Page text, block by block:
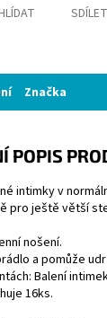
SDÍLET
Značka
POPIS
intimky v
pro ještě větší
nošení.
a pomůže
Balení
16ks.